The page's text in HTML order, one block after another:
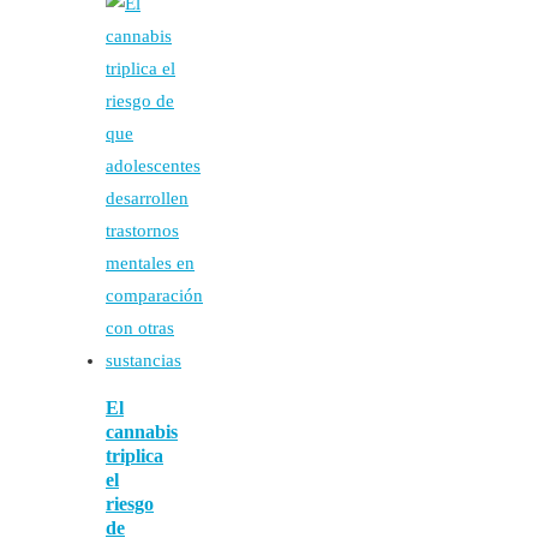
El
cannabis
triplica
el
riesgo
de